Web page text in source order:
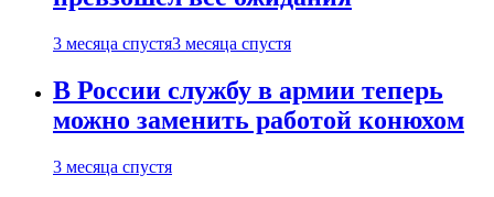
3 месяца спустя3 месяца спустя
В России службу в армии теперь
можно заменить работой конюхом
3 месяца спустя